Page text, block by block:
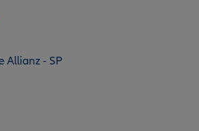
Allianz - SP